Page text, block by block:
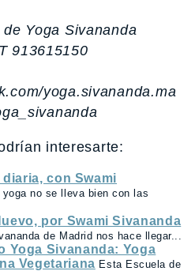
Yoga Sivananda
913615150
interesarte:
con Swami
yoga no se lleva bien con las
por Swami Sivananda
de Madrid nos hace llegar...
Yoga Sivananda: Yoga
Vegetariana Esta Escuela de